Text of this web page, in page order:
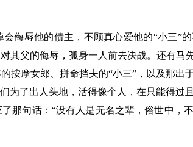
辱他的债主，不顾真心爱他的“小三”
其父的侮辱，孤身一人前去决战。还有马
按摩女郎、拼命挡夫的“小三”，以及那出
为了出人头地，活得像个人，在只能得过
那句话：“没有人是无名之辈，俗世中，